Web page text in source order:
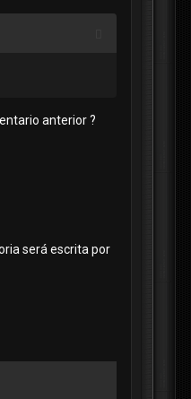
anterior ?
será escrita por